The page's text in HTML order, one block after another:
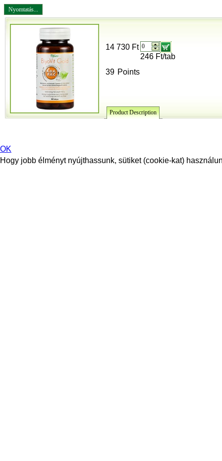
Nyomtatás...
14 730 Ft
246 Ft/tab
39 Points
Product Description
OK
Hogy jobb élményt nyújthassunk, sütiket (cookie-kat)